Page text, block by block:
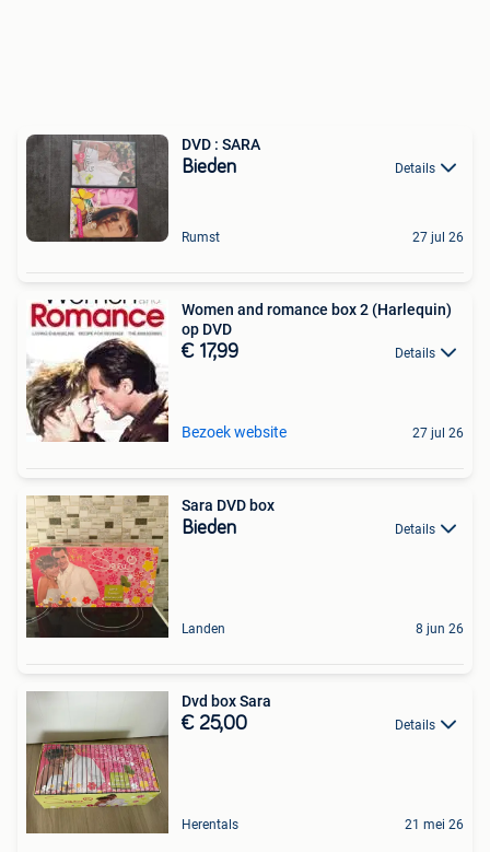
DVD : SARA
Bieden Details
Rumst 27 jul 26
Women and romance box 2 (Harlequin)
op DVD
€ 17,99 Details
Bezoek website 27 jul 26
Sara DVD box
Bieden Details
Landen 8 jun 26
Dvd box Sara
€ 25,00 Details
Herentals 21 mei 26